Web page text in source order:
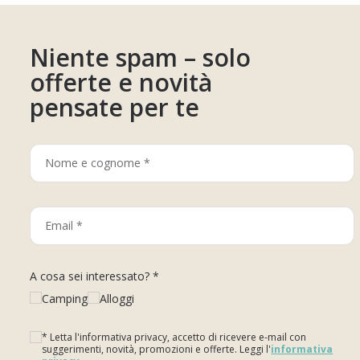
Niente spam – solo
offerte e novità
pensate per te
A cosa sei interessato? *
Camping
Alloggi
* Letta l'informativa privacy, accetto di ricevere e-mail con
suggerimenti, novità, promozioni e offerte. Leggi l'informativa